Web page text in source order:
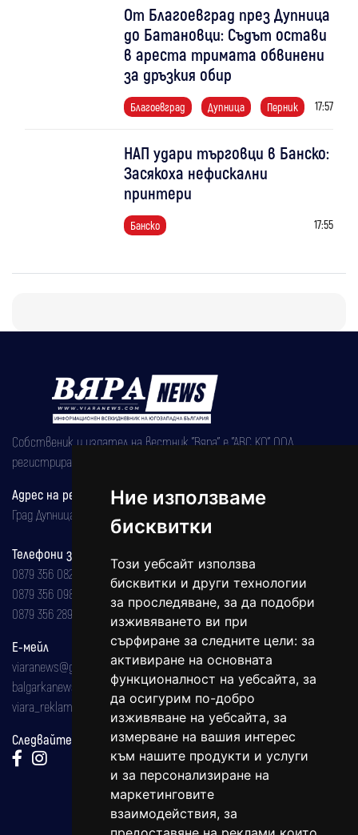
Ние използваме
бисквитки
Този уебсайт използва
бисквитки и други технологии
за проследяване, за да подобри
изживяването ви при
сърфиране за следните цели: за
активиране на основната
функционалност на уебсайта, за
да осигурим по-добро
изживяване на уебсайта, за
измерване на вашия интерес
към нашите продукти и услуги
и за персонализиране на
маркетинговите
взаимодействия, за
От Благоевград през Дупница
до Батановци: Съдът остави
в ареста тримата обвинени
за дръзкия обир
Благоевград Дупница Перник 17:57
НАП удари търговци в Банско:
Засякоха нефискални
принтери
Банско 17:55
Собственик и издател на вестник "Вяра" е "АВС КО" ООД,
регистрирана на 08.05.2002 година.
Адрес на редакцията
Град Дупница, ул.''Христо Ботев" 43
Телефони за реклама и абонаменти
0879 356 082
0879 356 098
0879 356 289
Е-мейл
viaranews@gmail.com
balgarkanews@gmail.com
viara_reklama@mail.bg
Следвайте ни: